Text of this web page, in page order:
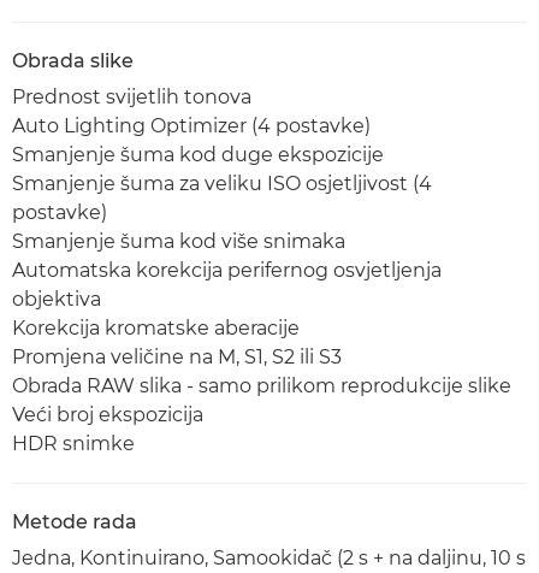
Obrada slike
Prednost svijetlih tonova
Auto Lighting Optimizer (4 postavke)
Smanjenje šuma kod duge ekspozicije
Smanjenje šuma za veliku ISO osjetljivost (4
postavke)
Smanjenje šuma kod više snimaka
Automatska korekcija perifernog osvjetljenja
objektiva
Korekcija kromatske aberacije
Promjena veličine na M, S1, S2 ili S3
Obrada RAW slika - samo prilikom reprodukcije slike
Veći broj ekspozicija
HDR snimke
Metode rada
Jedna, Kontinuirano, Samookidač (2 s + na daljinu, 10 s